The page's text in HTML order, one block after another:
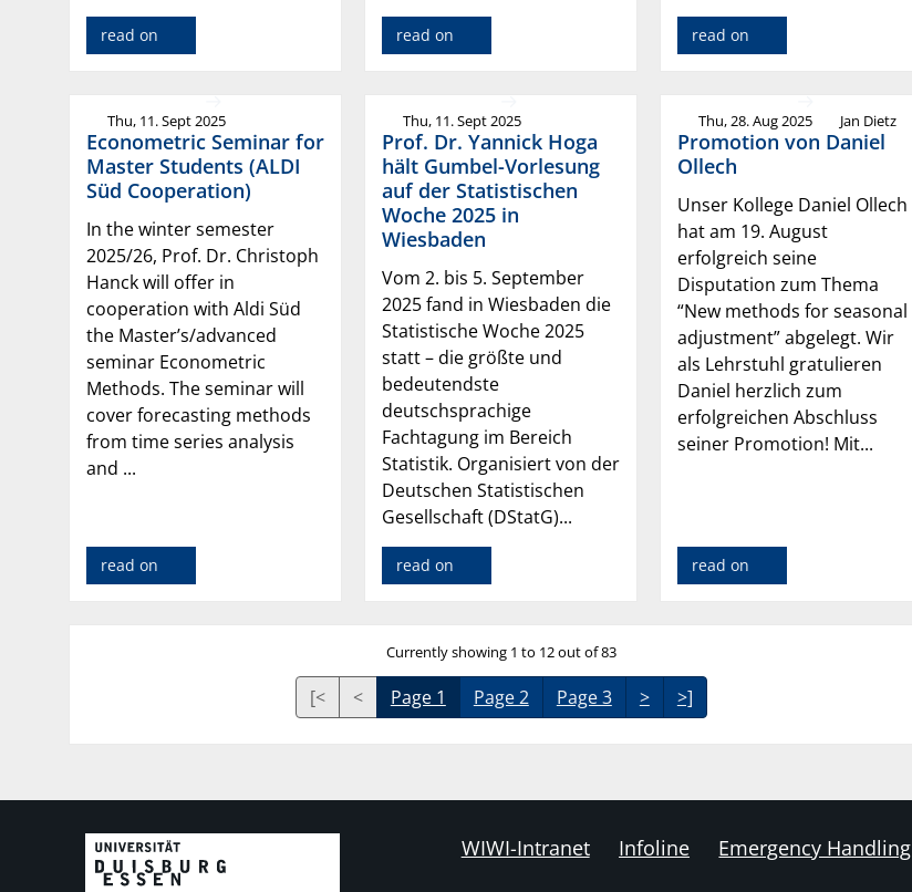
read on read on read on
Thu, 11. Sept 2025
Econometric Seminar for
Master Students (ALDI
Süd Cooperation)
In the winter semester
2025/26, Prof. Dr. Christoph
Hanck will offer in
cooperation with Aldi Süd
the Master’s/advanced
seminar Econometric
Methods. The seminar will
cover forecasting methods
from time series analysis
and ...
read on
Thu, 11. Sept 2025
Prof. Dr. Yannick Hoga
hält Gumbel-Vorlesung
auf der Statistischen
Woche 2025 in
Wiesbaden
Vom 2. bis 5. September
2025 fand in Wiesbaden die
Statistische Woche 2025
statt – die größte und
bedeutendste
deutschsprachige
Fachtagung im Bereich
Statistik. Organisiert von der
Deutschen Statistischen
Gesellschaft (DStatG)...
read on
Thu, 28. Aug 2025 Jan Dietz
Promotion von Daniel
Ollech
Unser Kollege Daniel Ollech
hat am 19. August
erfolgreich seine
Disputation zum Thema
“New methods for seasonal
adjustment” abgelegt. Wir
als Lehrstuhl gratulieren
Daniel herzlich zum
erfolgreichen Abschluss
seiner Promotion! Mit...
read on
Currently showing 1 to 12 out of 83
[< < Page 1 Page 2 Page 3 > >]
WIWI-Intranet Infoline Emergency Handling